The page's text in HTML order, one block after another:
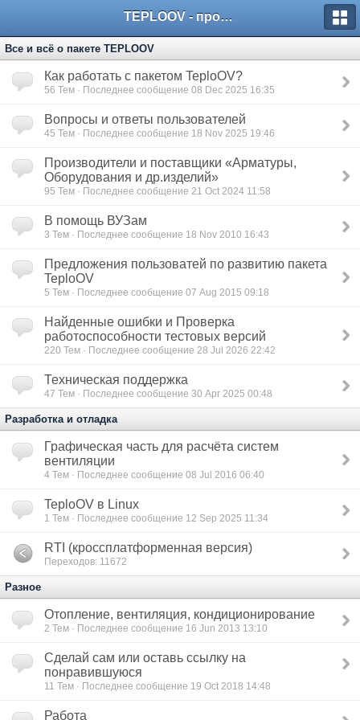
TEPLOOV - программный комплекс для расчёта систем отопления и вентиляции
Все и всё о пакете TEPLOOV
Как работать с пакетом TeploOV?
56 Тем · Последнее сообщение 08 Dec 2025 16:35
Вопросы и ответы пользователей
45 Тем · Последнее сообщение 18 Nov 2025 19:46
Производители и поставщики «Арматуры,
Оборудования и др.изделий»
95 Тем · Последнее сообщение 21 Oct 2024 11:58
В помощь ВУЗам
3 Тем · Последнее сообщение 18 Nov 2010 16:43
Предложения пользоватей по развитию пакета
TeploOV
5 Тем · Последнее сообщение 07 Aug 2015 09:18
Найденные ошибки и Проверка
работоспособности тестовых версий
220 Тем · Последнее сообщение 28 Jul 2026 22:42
Техническая поддержка
47 Тем · Последнее сообщение 30 Apr 2025 00:48
Разработка и отладка
Графическая часть для расчёта систем
вентиляции
4 Тем · Последнее сообщение 08 Jul 2016 06:40
TeploOV в Linux
1 Тем · Последнее сообщение 12 Sep 2025 11:34
RTI (кроссплатформенная версия)
Переходов: 11672
Разное
Отопление, вентиляция, кондиционирование
2 Тем · Последнее сообщение 16 Jun 2013 13:10
Сделай сам или оставь ссылку на
понравившуюся
11 Тем · Последнее сообщение 19 Oct 2018 14:48
Работа